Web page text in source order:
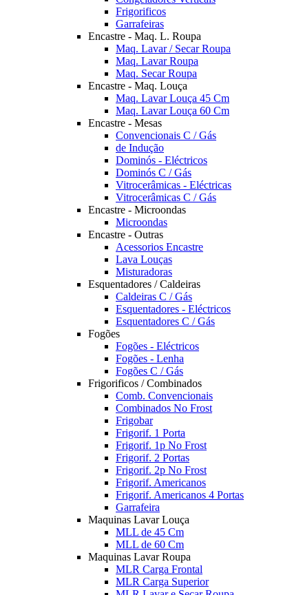
Frigorificos
Garrafeiras
Encastre - Maq. L. Roupa
Maq. Lavar / Secar Roupa
Maq. Lavar Roupa
Maq. Secar Roupa
Encastre - Maq. Louça
Maq. Lavar Louça 45 Cm
Maq. Lavar Louça 60 Cm
Encastre - Mesas
Convencionais C / Gás
de Indução
Dominós - Eléctricos
Dominós C / Gás
Vitrocerâmicas - Eléctricas
Vitrocerâmicas C / Gás
Encastre - Microondas
Microondas
Encastre - Outras
Acessorios Encastre
Lava Louças
Misturadoras
Esquentadores / Caldeiras
Caldeiras C / Gás
Esquentadores - Eléctricos
Esquentadores C / Gás
Fogões
Fogões - Eléctricos
Fogões - Lenha
Fogões C / Gás
Frigorificos / Combinados
Comb. Convencionais
Combinados No Frost
Frigobar
Frigorif. 1 Porta
Frigorif. 1p No Frost
Frigorif. 2 Portas
Frigorif. 2p No Frost
Frigorif. Americanos
Frigorif. Americanos 4 Portas
Garrafeira
Maquinas Lavar Louça
MLL de 45 Cm
MLL de 60 Cm
Maquinas Lavar Roupa
MLR Carga Frontal
MLR Carga Superior